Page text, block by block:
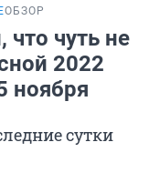
ОБЗОР
что чуть не
2022
ноября
сутки